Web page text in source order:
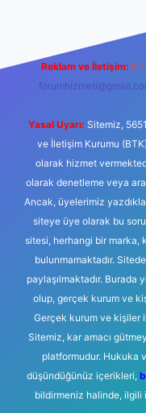
Reklam ve İletişim: E-
Yasal Uyarı: Sitemiz,
ve İletişim Kurumu
olarak hizmet
olarak denetleme veya
Ancak, üyelerimiz
siteye üye olarak bu
sitesi, herhangi bir marka,
bulunmamaktadır.
paylaşılmaktadır. Burada
olup, gerçek kurum ve
Gerçek kurum ve kişiler
Sitemiz, kar amacı
platformudur. Hukuka
düşündüğünüz içerikleri,
bildirmeniz halinde,